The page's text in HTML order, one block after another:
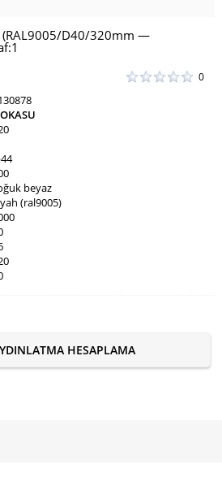
0
beyaz
(ral9005)
HESAPLAMA